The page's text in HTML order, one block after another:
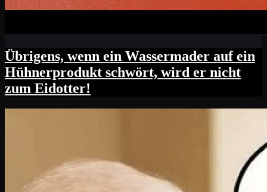
Übrigens, wenn ein Wassermader auf ein
Hühnerprodukt schwört, wird er nicht
zum Eidotter!